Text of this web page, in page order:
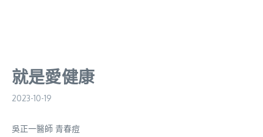
就是愛健康
2023-10-19
吳正一醫師 青春痘